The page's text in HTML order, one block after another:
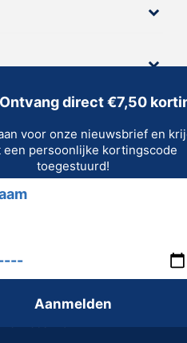
21% BTW, tenzij anders
rechten voorbehouden
Websmid
| Privacy
Ontvang direct €7,50
voor onze nieuwsbrief en
een persoonlijke kortingscode
toegestuurd!
Aanmelden